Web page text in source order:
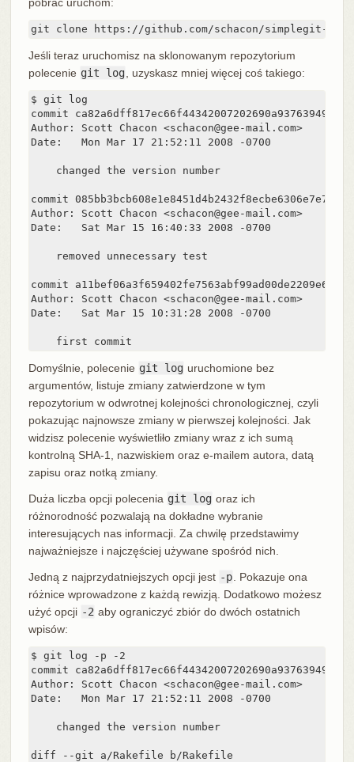
git clone https://github.com/schacon/simplegit-
Jeśli teraz uruchomisz na sklonowanym repozytorium
polecenie git log , uzyskasz mniej więcej coś takiego:
$ git log
commit ca82a6dff817ec66f44342007202690a93763949
Author: Scott Chacon <schacon@gee-mail.com>
Date:   Mon Mar 17 21:52:11 2008 -0700
    changed the version number
commit 085bb3bcb608e1e8451d4b2432f8ecbe6306e7e7
Author: Scott Chacon <schacon@gee-mail.com>
Date:   Sat Mar 15 16:40:33 2008 -0700
    removed unnecessary test
commit a11bef06a3f659402fe7563abf99ad00de2209e6
Author: Scott Chacon <schacon@gee-mail.com>
Date:   Sat Mar 15 10:31:28 2008 -0700
    first commit
Domyślnie, polecenie git log uruchomione bez
argumentów, listuje zmiany zatwierdzone w tym
repozytorium w odwrotnej kolejności chronologicznej, czyli
pokazując najnowsze zmiany w pierwszej kolejności. Jak
widzisz polecenie wyświetliło zmiany wraz z ich sumą
kontrolną SHA-1, nazwiskiem oraz e-mailem autora, datą
zapisu oraz notką zmiany.
Duża liczba opcji polecenia git log oraz ich
różnorodność pozwalają na dokładne wybranie
interesujących nas informacji. Za chwilę przedstawimy
najważniejsze i najczęściej używane spośród nich.
Jedną z najprzydatniejszych opcji jest -p . Pokazuje ona
różnice wprowadzone z każdą rewizją. Dodatkowo możesz
użyć opcji -2 aby ograniczyć zbiór do dwóch ostatnich
wpisów:
$ git log -p -2
commit ca82a6dff817ec66f44342007202690a93763949
Author: Scott Chacon <schacon@gee-mail.com>
Date:   Mon Mar 17 21:52:11 2008 -0700
    changed the version number
diff --git a/Rakefile b/Rakefile